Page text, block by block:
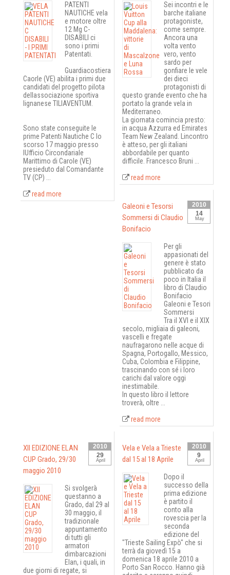
PATENTI
NAUTICHE vela
e motore oltre
12 Mg C-
DISABILI ci
sono i primi
Patentati.
Guardiacostiera
Caorle (VE) abilita i primi due
candidati del progetto pilota
dellassociazione sportiva
lignanese TILIAVENTUM.
Sono state conseguite le
prime Patenti Nautiche C lo
scorso 17 maggio presso
lUfficio Circondariale
Marittimo di Carole (VE)
presieduto dal Comandante
TV (CP) ...
read more
Sei incontri e le
barche italiane
protagoniste,
come sempre.
Ancora una
volta vento
vero, vento
sardo per
gonfiare le vele
dei dieci
protagonisti di
questo grande evento che ha
portato la grande vela in
Mediterraneo.
La giornata comincia presto:
in acqua Azzurra ed Emirates
Team New Zealand. Lincontro
è atteso, per gli italiani
abbordabile per quanto
difficile. Francesco Bruni ...
read more
2010
14
May
Galeoni e Tesorsi
Sommersi di Claudio
Bonifacio
Per gli
appasionati del
genere è stato
pubblicato da
poco in Italia il
libro di Claudio
Bonifacio
Galeoni e Tesori
Sommersi
Tra il XVI e il XIX
secolo, migliaia di galeoni,
vascelli e fregate
naufragarono nelle acque di
Spagna, Portogallo, Messico,
Cuba, Colombia e Filippine,
trascinando con sé i loro
carichi dal valore oggi
inestimabile.
In questo libro il lettore
troverà, oltre ...
read more
2010
29
April
XII EDIZIONE ELAN
CUP Grado, 29/30
maggio 2010
Si svolgerà
questanno a
Grado, dal 29 al
30 maggio, il
tradizionale
appuntamento
di tutti gli
armatori
dimbarcazioni
Elan, i quali, in
due giorni di regate, si
2010
9
April
Vela e Vela a Trieste
dal 15 al 18 Aprile
Dopo il
successo della
prima edizione
è partito il
conto alla
rovescia per la
seconda
edizione del
"Trieste Sailing Expò" che si
terrà da giovedì 15 a
domenica 18 aprile 2010 a
Porto San Rocco. Hanno già